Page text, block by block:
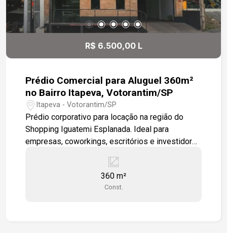
R$ 6.500,00 L
Prédio Comercial para Aluguel 360m²
no Bairro Itapeva, Votorantim/SP
Itapeva - Votorantim/SP
Prédio corporativo para locação na região do
Shopping Iguatemi Esplanada. Ideal para
empresas, coworkings, escritórios e investidores
de área (1º andar) -Salão amplo -6 salas
privativas -Cozinha -Copa -Banheiros Pronto para
uso Permissão contratual para sublocação
360 m²
Const.